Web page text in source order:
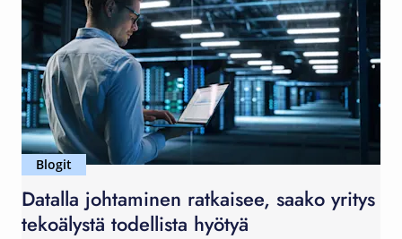
Blogit
Datalla johtaminen ratkaisee, saako yritys
tekoälystä todellista hyötyä